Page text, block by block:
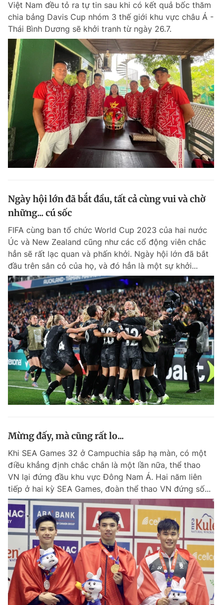
Việt Nam đều tỏ ra tự tin sau khi có kết quả bốc thăm
chia bảng Davis Cup nhóm 3 thế giới khu vực châu Á -
Thái Bình Dương sẽ khởi tranh từ ngày 26.7.
Ngày hội lớn đã bắt đầu, tất cả cùng vui và chờ
những... cú sốc
FIFA cùng ban tổ chức World Cup 2023 của hai nước
Úc và New Zealand cũng như các cổ động viên chắc
hẳn sẽ rất lạc quan và phấn khởi. Ngày hội lớn đã bắt
đầu trên sân cỏ của họ, và đó hẳn là một sự khởi...
Mừng đấy, mà cũng rất lo...
Khi SEA Games 32 ở Campuchia sắp hạ màn, có một
điều khẳng định chắc chắn là một lần nữa, thể thao
VN lại đứng đầu khu vực Đông Nam Á. Hai năm liên
tiếp ở hai kỳ SEA Games, đoàn thể thao VN đứng số...